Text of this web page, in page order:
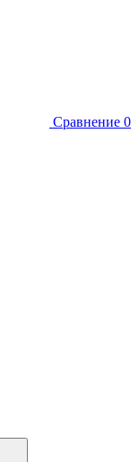
Сравнение 0